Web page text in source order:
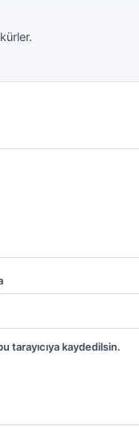
tarayıcıya kaydedilsin.